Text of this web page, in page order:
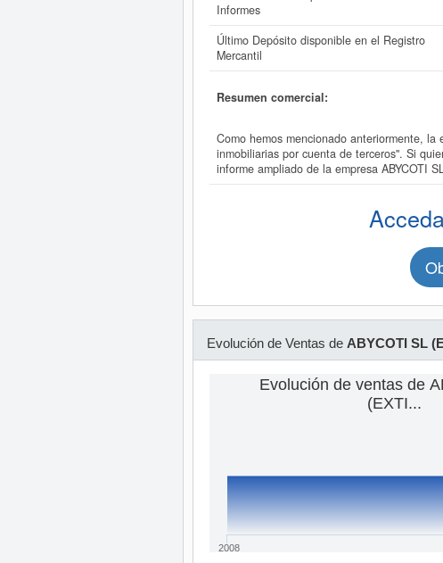
Informes
Último Depósito disponible en el Registro
Mercantil
Resumen comercial:
Como hemos mencionado anteriormente, la
inmobiliarias por cuenta de terceros". Si
informe ampliado de la empresa ABYCOTI
Evolución de Ventas de ABYCOTI SL
Evolución de ventas de
(EXTI...
2008